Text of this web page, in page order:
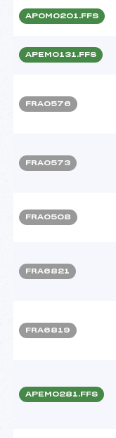
APOM0201.FFS
APEM0131.FFS
FRA0576
FRA0573
FRA0508
FRA6821
FRA6819
APEM0281.FFS